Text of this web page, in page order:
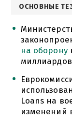
ОСНОВНЫЕ
на оборону
Loans на
изменений